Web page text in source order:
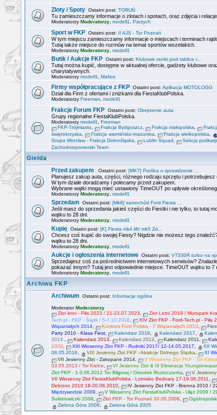
Zloty / Spoty Ostatni post: TORUŃ
Tu zamieszczamy informacje o zlotach i spotach, oraz zdjęcia i
Moderatorzy Moderatorzy modell1 Parzych
Sport w FKP Ostatni post: II AJS - Tor Poznań
W tym miejscu zamieszczamy informacje o miejscach i terminach
Tutaj także miejsce do rozmów na temat sportów wszelakich.
Moderatorzy Moderatorzy modell1
Butik / Aukcje FKP Ostatni post: Klubowe ramki pod tablice r...
Tutaj można kupić, dostępne w aktualnej ofercie, gadżety klubowe
charytatywnych.
Moderatorzy modell1 Mafios
Firmy współpracujące z FKP Ostatni post: Aplikacja MOTOLOGG
Dział dla Firm z ofertami i zniżkami dla FiestaKlubPolska.
Moderatorzy Freeman modell1
Frakcje Forum FKP Ostatni post: Obejrzenie auta
Grupy regionalne FiestaKlubPolska.
Moderatorzy modell1
Freeman
FKP-Trójmiasto
Frakcja Bydgoszcz Frakcja małopolska
świętokrzyska
Frakcja warmińsko-mazurska Frakcja wielkopolska
Grupa Wrocław - Frakcja Dolnośląska
Lublin Squad
Sekcja
Zachodniopomorski Team
Giełda
Przed zakupem
Ostatni post: [MK7] Prośba o sprawdzenie ...
Planujesz zakup auta, części, różnego rodzaju sprzętu i potrzebujesz
W tym dziale doradzamy i polecamy przed zakupem.
Wybrane wątki mogą mieć ustawiony TimeOUT po upływie
Moderatorzy Moderatorzy modell1
Sprzedam Ostatni post: [Mk8] samochód Ford Fiesta ...
Jeśli masz do sprzedania jakieś części do Fiestki i nie tylko, to tutaj
wątku to 28 dni.
Moderatorzy Moderatorzy modell1
Kupię Ostatni post: [K] Fiesta mk4 lift/ mk5 Zd...
Chcesz coś kupić do swojej Fiesty? Nigdzie nie możesz tego
wątku to 28 dni.
Moderatorzy Moderatorzy modell1
Aukcje i ogłoszenia internetowe Ostatni post: VT330R turbo na
Sprzedajesz coś za pośrednictwem internetowych serwisów?
pokazać innym? Tutaj jest odpowiednie miejsce. TimeOUT wątku to 7
Moderatorzy Moderatorzy modell1
Archiwa FKP
Archiwum Ostatni post: Informacje ogólne
ModeratorModeratorzy
Zlot letni - Piła 2023 / 21-23.07.2023
Zlot Letni 2019 / Motopark
Tech.pl - FKP - Śląsk / 5-7.10.2018
XIV Zlot FKP - Ford-Tech.pl - Piła
Wspaniałych 2014
Konkurs Ford Polska - 7 Wspaniałych 2013
Party 2010 - Klasa Fiest
Kalendarz 2018 Kalendarz 2017
2014
Kalendarz 2013 Kalendarz 2012 Kalendarz 2011
2008
XIII Wiosenny Zlot FKP - Rudniki 2017/ 12-14.05.2017
XII
08.05.2016
VIII Jesienny Zlot FKP - Atrakcje Dolnego Śląska
XI
VII Jesienny Zlot - Zakopane 2014
X Wiosenny Zlot FKP - Tor
03.05.2013 / Tor Kielce
VI Jesienny Zlot & III Eliminacja
Zlot FKP - 1-3.06.2012 Tor Biłgoraj / Ośrodek Roztoczanka
V
VII Wiosenny Zlot FiestaKlubPolska - Lotnisko Bednary 17-19.06.2011
Debrzno 2010 18-20.06.2010
IV Jesienny Zlot FKP - Brenna 2010 /
Międzywodzie 2009
V Wiosenny Zlot FiestaKlubPolska - Ułęż 2009 /
Sulistrowiczki 2008
Zlot FKP - Tor Poznań 10.05.2008
Zielona Góra 2006
Zielona Góra 2005